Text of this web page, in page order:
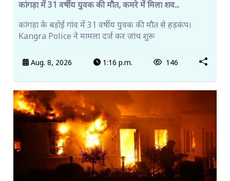
कांगड़ा में 31 वर्षीय युवक की मौत, कमरे में मिला शव...
कांगड़ा के बड़ोई गांव में 31 वर्षीय युवक की मौत से हड़कंप।
Kangra Police ने मामला दर्ज कर जांच शुरू
Aug. 8, 2026 1:16 p.m. 146